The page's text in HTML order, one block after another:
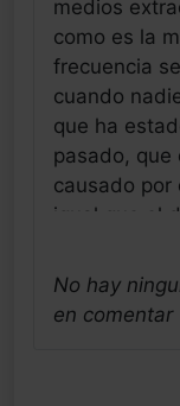
medios
como es la
frecuencia
cuando
que ha
pasado, que
causado por
igual que el
mas
otra forma
No hay
en comentar